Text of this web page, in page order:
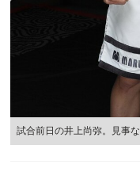
試合前日の井上尚弥。見事